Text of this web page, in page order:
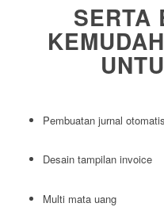
SERTA
Pembuatan jurnal otomatis
Desain tampilan invoice
Multi mata uang